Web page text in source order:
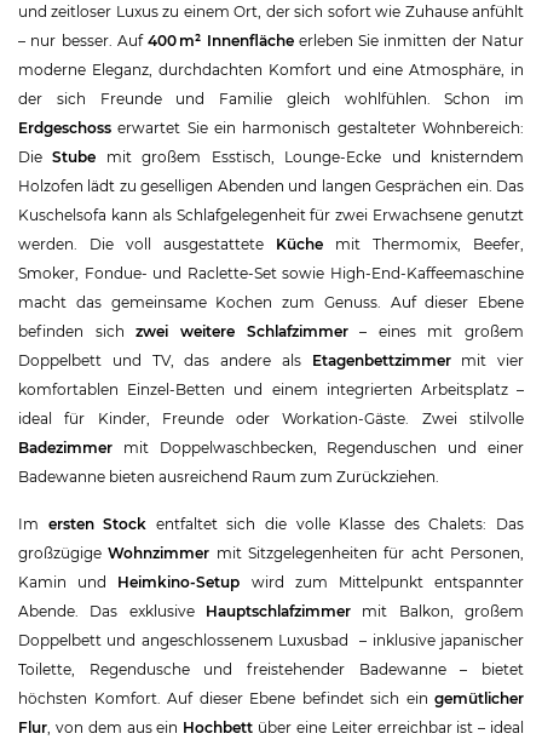
und zeitloser Luxus zu einem Ort, der sich sofort wie Zuhause anfühlt
– nur besser. Auf400 m² Innenflächeerleben Sie inmitten der Natur
moderne Eleganz, durchdachten Komfort und eine Atmosphäre, in
der sich Freunde und Familie gleich wohlfühlen. Schon im
Erdgeschoss erwartet Sie ein harmonisch gestalteter Wohnbereich:
DieStube mit großem Esstisch, Lounge-Ecke und knisterndem
Holzofen lädt zu geselligen Abenden und langen Gesprächen ein. Das
Kuschelsofa kann als Schlafgelegenheit für zwei Erwachsene genutzt
werden. Die voll ausgestattete Küche mit Thermomix, Beefer,
Smoker, Fondue- und Raclette-Set sowie High-End-Kaffeemaschine
macht das gemeinsame Kochen zum Genuss. Auf dieser Ebene
befinden sichzwei weitere Schlafzimmer– eines mit großem
Doppelbett und TV, das andere als Etagenbettzimmermit vier
komfortablen Einzel-Betten und einem integrierten Arbeitsplatz –
ideal für Kinder, Freunde oder Workation-Gäste. Zwei stilvolle
Badezimmer mit Doppelwaschbecken, Regenduschen und einer
Badewanne bieten ausreichend Raum zum Zurückziehen.
Im ersten Stock entfaltet sich die volle Klasse des Chalets: Das
großzügigeWohnzimmer mit Sitzgelegenheiten für acht Personen,
Kamin und Heimkino-Setup wird zum Mittelpunkt entspannter
Abende. Das exklusive Hauptschlafzimmer mit Balkon, großem
Doppelbett und angeschlossenem Luxusbad – inklusive japanischer
Toilette, Regendusche und freistehender Badewanne – bietet
höchsten Komfort. Auf dieser Ebene befindet sich ein gemütlicher
Flur , von dem aus ein Hochbett über eine Leiter erreichbar ist – ideal